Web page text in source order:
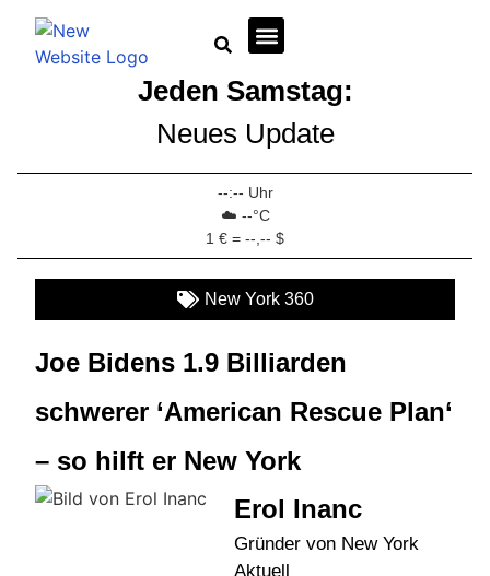
Jeden Samstag:
Neues Update
--:-- Uhr
☁️ --°C
1 € = --,-- $
New York 360
Joe Bidens 1.9 Billiarden
schwerer ‘American Rescue Plan‘
– so hilft er New York
Erol Inanc
Gründer von New York
Aktuell